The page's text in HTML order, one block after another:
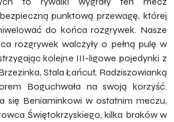
punktową przewagę, której
do końca rozgrywek. Nasze
rozgrywek walczyły o pełną pulę w
kolejne III-ligowe pojedynki z
Stala Łańcut, Radziszowianką
Boguchwała na swoją korzyść.
się Beniaminkowi w ostatnim meczu,
Świętokrzyskiego, kilka braków w